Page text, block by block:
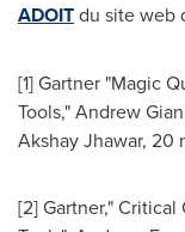
ADOITdu site web
[1] Gartner "Magic
Tools,"Andrew
Akshay Jhawar, 20
[2] Gartner,"